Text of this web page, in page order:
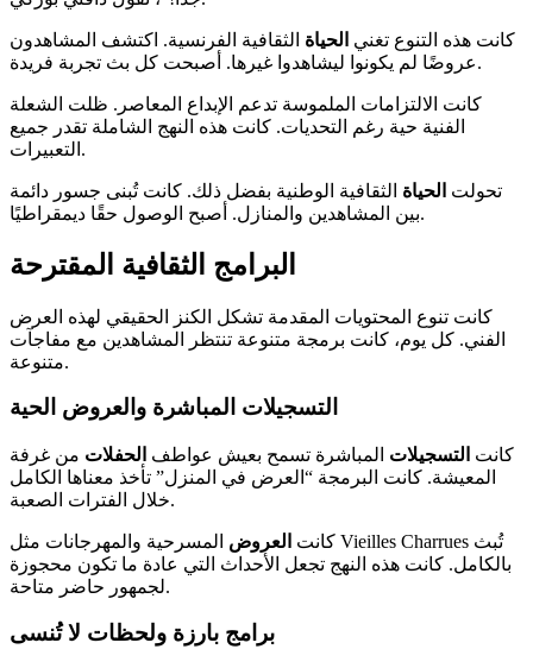
كانت هذه التنوع تغني الحياة الثقافية الفرنسية. اكتشف المشاهدون
عروضًا لم يكونوا ليشاهدوا غيرها. أصبحت كل بث تجربة فريدة.
كانت الالتزامات الملموسة تدعم الإبداع المعاصر. ظلت الشعلة
الفنية حية رغم التحديات. كانت هذه النهج الشاملة تقدر جميع
التعبيرات.
تحولت الحياة الثقافية الوطنية بفضل ذلك. كانت تُبنى جسور دائمة
بين المشاهدين والمنازل. أصبح الوصول حقًا ديمقراطيًا.
البرامج الثقافية المقترحة
كانت تنوع المحتويات المقدمة تشكل الكنز الحقيقي لهذه العرض
الفني. كل يوم، كانت برمجة متنوعة تنتظر المشاهدين مع مفاجآت
متنوعة.
التسجيلات المباشرة والعروض الحية
كانت التسجيلات المباشرة تسمح بعيش عواطف الحفلات من غرفة
المعيشة. كانت البرمجة “العرض في المنزل” تأخذ معناها الكامل
خلال الفترات الصعبة.
كانت العروض المسرحية والمهرجانات مثل Vieilles Charrues تُبث
بالكامل. كانت هذه النهج تجعل الأحداث التي عادة ما تكون محجوزة
لجمهور حاضر متاحة.
برامج بارزة ولحظات لا تُنسى